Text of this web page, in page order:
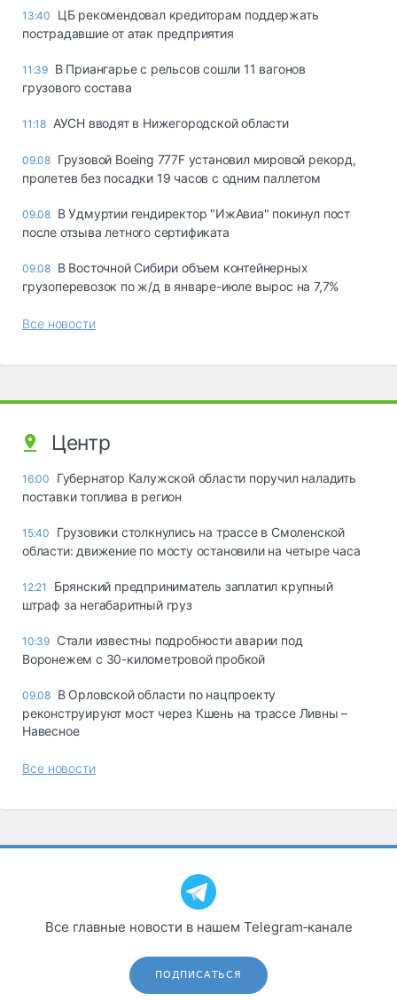
13:40
ЦБ рекомендовал кредиторам поддержать
пострадавшие от атак предприятия
11:39 В Приангарье с рельсов сошли 11 вагонов
грузового состава
11:18 АУСН вводят в Нижегородской области
09.08 Грузовой Boeing 777F установил мировой рекорд,
пролетев без посадки 19 часов с одним паллетом
09.08 В Удмуртии гендиректор "ИжАвиа" покинул пост
после отзыва летного сертификата
09.08 В Восточной Сибири объем контейнерных
грузоперевозок по ж/д в январе-июле вырос на 7,7%
Все новости
Центр
16:00
Губернатор Калужской области поручил наладить
поставки топлива в регион
15:40
Грузовики столкнулись на трассе в Смоленской
области: движение по мосту остановили на четыре часа
12:21
Брянский предприниматель заплатил крупный
штраф за негабаритный груз
10:39 Стали известны подробности аварии под
Воронежем с 30-километровой пробкой
09.08 В Орловской области по нацпроекту
реконструируют мост через Кшень на трассе Ливны –
Навесное
Все новости
Все главные новости в нашем Telegram‑канале
ПОДПИСАТЬСЯ